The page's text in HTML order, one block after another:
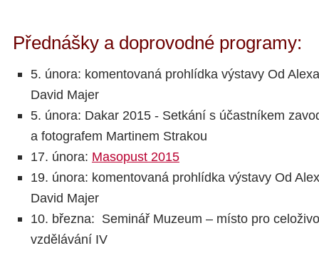
Přednášky a doprovodné programy:
5. února: komentovaná prohlídka výstavy Od
David Majer
5. února: Dakar 2015 - Setkání s účastníkem
a fotografem Martinem Strakou
17. února: Masopust 2015
19. února: komentovaná prohlídka výstavy Od
David Majer
10. března: Seminář Muzeum – místo pro
vzdělávání IV